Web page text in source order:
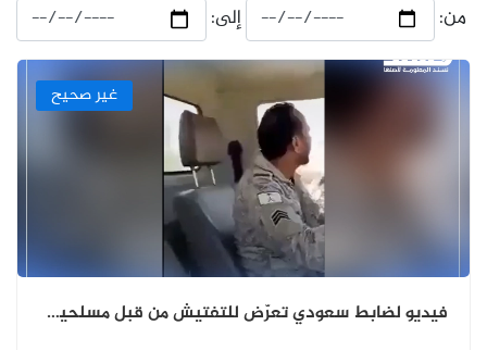
من: إلى:
غير صحيح
فيديو لضابط سعودي تعرّض للتفتيش من قبل مسلحين يمنيين قديم ومضلل